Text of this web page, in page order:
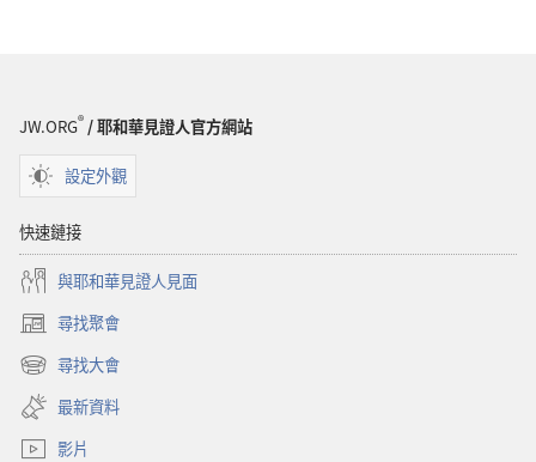
JW.ORG® / 耶和華見證人官方網站
設定外觀
快速鏈接
與耶和華見證人見面
尋找聚會
（開
啟
新
視
窗）
尋找大會
（開
啟
新
視
最新資料
影片